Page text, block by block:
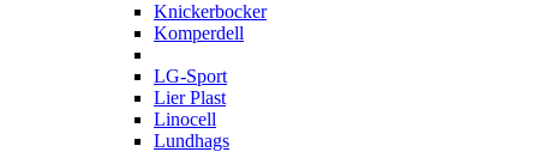
Knickerbocker
Komperdell
LG-Sport
Lier Plast
Linocell
Lundhags